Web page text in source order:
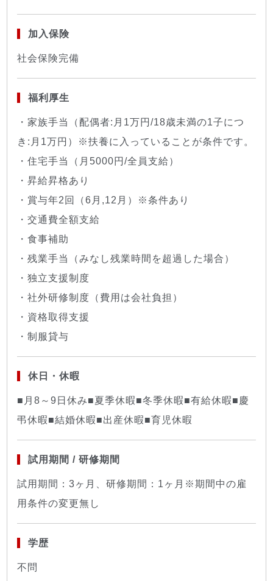
加入保険
社会保険完備
福利厚生
・家族手当（配偶者:月1万円/18歳未満の1子につ
き:月1万円）※扶養に入っていることが条件です。
・住宅手当（月5000円/全員支給）
・昇給昇格あり
・賞与年2回（6月,12月）※条件あり
・交通費全額支給
・食事補助
・残業手当（みなし残業時間を超過した場合）
・独立支援制度
・社外研修制度（費用は会社負担）
・資格取得支援
・制服貸与
休日・休暇
■月8～9日休み■夏季休暇■冬季休暇■有給休暇■慶
弔休暇■結婚休暇■出産休暇■育児休暇
試用期間 / 研修期間
試用期間：3ヶ月、研修期間：1ヶ月※期間中の雇
用条件の変更無し
学歴
不問